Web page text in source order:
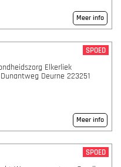
Meer info
SPOED
Elkerliek
Deurne 223251
Meer info
SPOED